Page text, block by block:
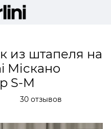
из штапеля на
Міскано
S-M
30 отзывов